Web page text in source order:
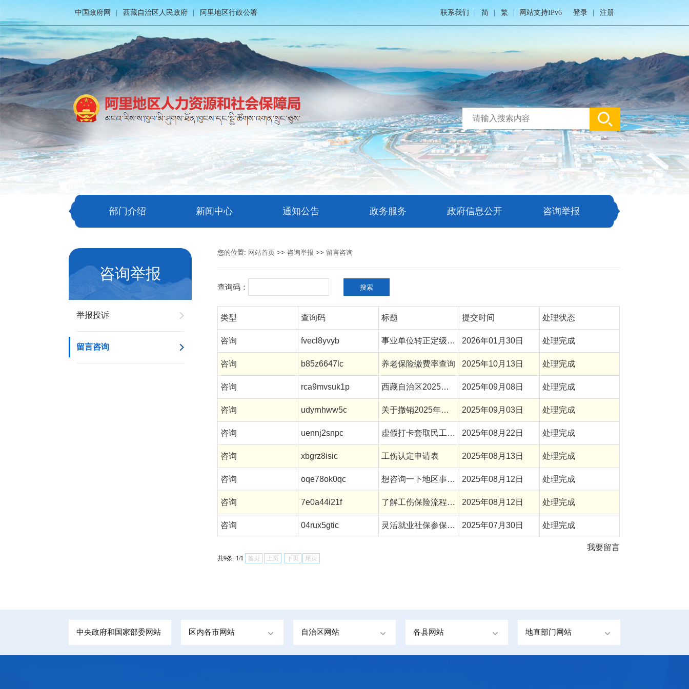
中国政府网 西藏自治区人民政府 阿里地区行政公署 登录 注册
网站支持IPv6
联系我们 简 繁
部门介绍 新闻中心 通知公告 政务服务 政府信息公开 咨询举报
咨询举报
举报投诉
留言咨询
您的位置: 网站首页 >> 咨询举报 >> 留言咨询
查询码：
类型 查询码 标题 提交时间 处理状态
咨询 fvecl8yvyb 事业单位转正定级事宜 2026年01月30日 处理完成
咨询 b85z6647lc 养老保险缴费率查询 2025年10月13日 处理完成
咨询 rca9mvsuk1p 西藏自治区2025年第二季度重... 2025年09月08日 处理完成
咨询 udyrnhww5c 关于撤销2025年阿里地区第二... 2025年09月03日 处理完成
咨询 uennj2snpc 虚假打卡套取民工工资 2025年08月22日 处理完成
咨询 xbgrz8isic 工伤认定申请表 2025年08月13日 处理完成
咨询 oqe78ok0qc 想咨询一下地区事业编人员休... 2025年08月12日 处理完成
咨询 7e0a44i21f 了解工伤保险流程及工伤赔偿标准 2025年08月12日 处理完成
咨询 04rux5gtic 灵活就业社保参保条件 2025年07月30日 处理完成
我要留言
共9条 1/1 首页 上页 下页 尾页
中央政府和国家部委网站 区内各市网站 自治区网站 各县网站 地直部门网站